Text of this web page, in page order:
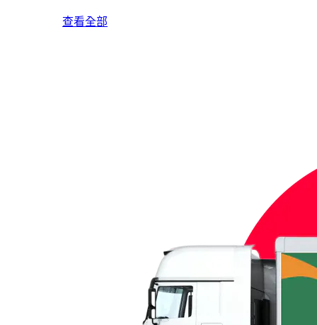
查看全部